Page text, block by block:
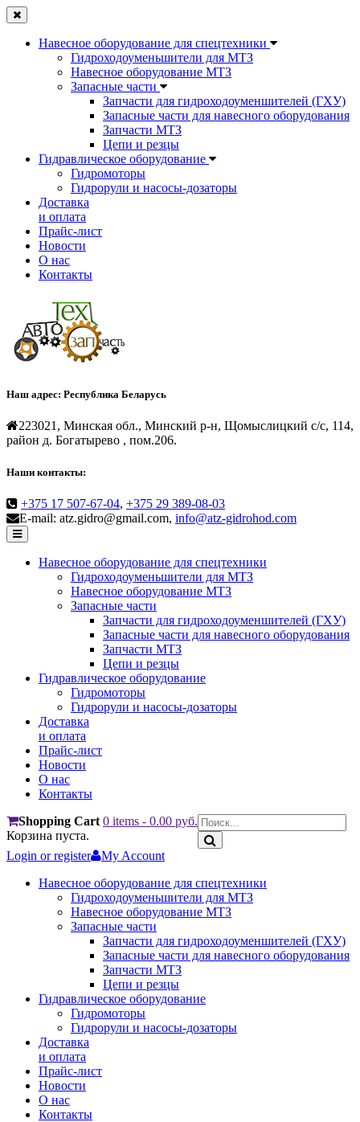
Навесное оборудование для спецтехники
Гидроходоуменьшители для МТЗ
Навесное оборудование МТЗ
Запасные части
Запчасти для гидроходоуменшителей (ГХУ)
Запасные части для навесного оборудования
Запчасти МТЗ
Цепи и резцы
Гидравлическое оборудование
Гидромоторы
Гидрорули и насосы-дозаторы
Доставка
и оплата
Прайс-лист
Новости
О нас
Контакты
Наш адрес: Республика Беларусь
223021, Минская обл., Минский р-н, Щомыслицкий с/с, 114,
район д. Богатырево , пом.206.
Наши контакты:
+375 17 507-67-04, +375 29 389-08-03
E-mail: atz.gidro@gmail.com, info@atz-gidrohod.com
Навесное оборудование для спецтехники
Гидроходоуменьшители для МТЗ
Навесное оборудование МТЗ
Запасные части
Запчасти для гидроходоуменшителей (ГХУ)
Запасные части для навесного оборудования
Запчасти МТЗ
Цепи и резцы
Гидравлическое оборудование
Гидромоторы
Гидрорули и насосы-дозаторы
Доставка
и оплата
Прайс-лист
Новости
О нас
Контакты
Shopping Cart 0 items - 0.00 руб.
Корзина пуста.
Login or register
My Account
Навесное оборудование для спецтехники
Гидроходоуменьшители для МТЗ
Навесное оборудование МТЗ
Запасные части
Запчасти для гидроходоуменшителей (ГХУ)
Запасные части для навесного оборудования
Запчасти МТЗ
Цепи и резцы
Гидравлическое оборудование
Гидромоторы
Гидрорули и насосы-дозаторы
Доставка
и оплата
Прайс-лист
Новости
О нас
Контакты